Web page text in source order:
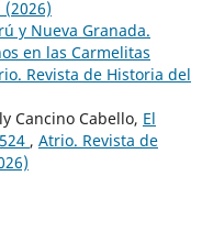
y Nueva Granada.
en las Carmelitas
Revista de Historia del
Cancino Cabello, El
, Atrio. Revista de